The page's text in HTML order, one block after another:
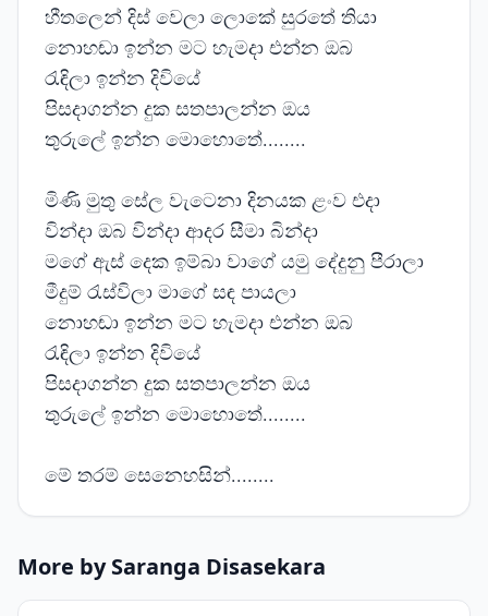
හීතලෙන් දිස් වෙලා ලොකේ සුරතේ තියා
නොහඬා ඉන්න මට හැමදා එන්න ඔබ
රැඳිලා ඉන්න දිවියේ
පිසදාගන්න දුක සතපාලන්න ඔය
තුරුලේ ඉන්න මොහොතේ........
මිණි මුතු සේල වැටෙනා දිනයක ළංව එදා
වින්දා ඔබ වින්දා ආදර සීමා බින්දා
මගේ ඇස් දෙක ඉම්බා වාගේ යමු දේදුනු පීරාලා
මීදුම් රැස්විලා මාගේ සඳ පායලා
නොහඬා ඉන්න මට හැමදා එන්න ඔබ
රැඳිලා ඉන්න දිවියේ
පිසදාගන්න දුක සතපාලන්න ඔය
තුරුලේ ඉන්න මොහොතේ........
මේ තරම් සෙනෙහසින්........
More by Saranga Disasekara